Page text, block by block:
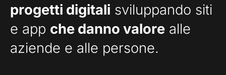
progetti digitali sviluppando siti
e app che danno valore alle
aziende e alle persone.